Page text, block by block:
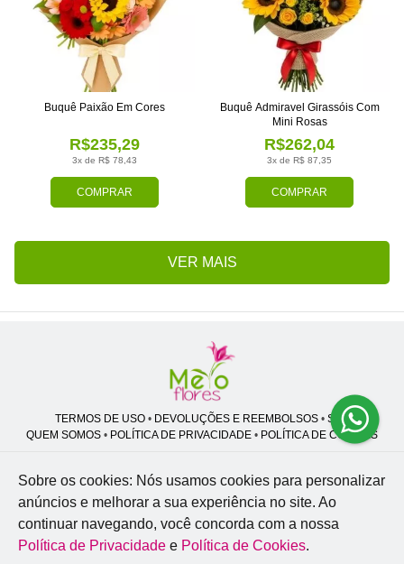
COMPRAR
3x de R$ 78,43
R$235,29
Buquê Paixão Em Cores
COMPRAR
3x de R$ 87,35
R$262,04
Buquê Admiravel Girassóis Com
Mini Rosas
VER MAIS
TERMOS DE USO• DEVOLUÇÕES E REEMBOLSOS• SAC
QUEM SOMOS • POLÍTICA DE PRIVACIDADE • POLÍTICA DE COOKIES
Melo Flores | CNPJ: 27.662.413/0001-98
Professor José Lourenço - Travessa cinco, 27 - Vila Zat - São Paulo - SP -
02.977-020
Sobre os cookies: Nós usamos cookies para personalizar
anúncios e melhorar a sua experiência no site. Ao
continuar navegando, você concorda com a nossa
Política de Privacidade e Política de Cookies.